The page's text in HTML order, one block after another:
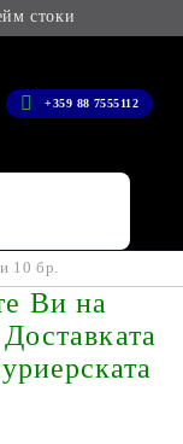
стоки
+359 88 7555112
10 бр.
Ви на